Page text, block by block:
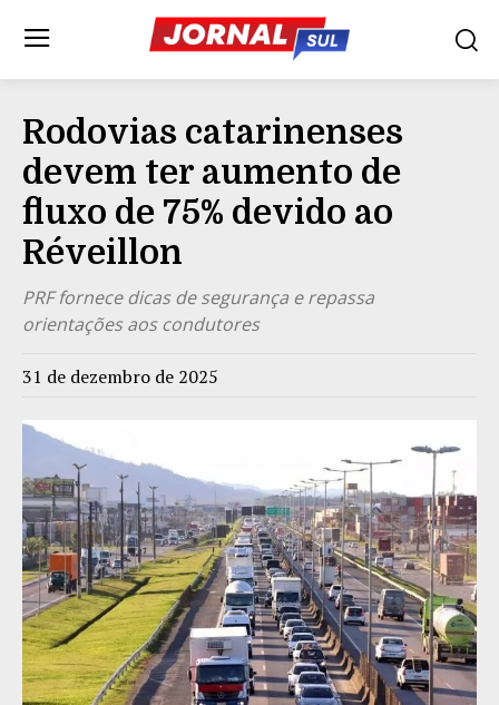
Rodovias catarinenses
devem ter aumento de
fluxo de 75% devido ao
Réveillon
PRF fornece dicas de segurança e repassa
orientações aos condutores
31 de dezembro de 2025